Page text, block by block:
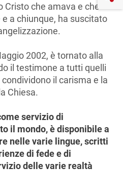
Cristo che amava e che
a chiunque, ha suscitato
2002, è tornato alla
il testimone a tutti quelli
il carisma e la
Chiesa.
servizio di
il mondo, è disponibile a
nelle varie lingue, scritti
di fede e di
delle varie realtà